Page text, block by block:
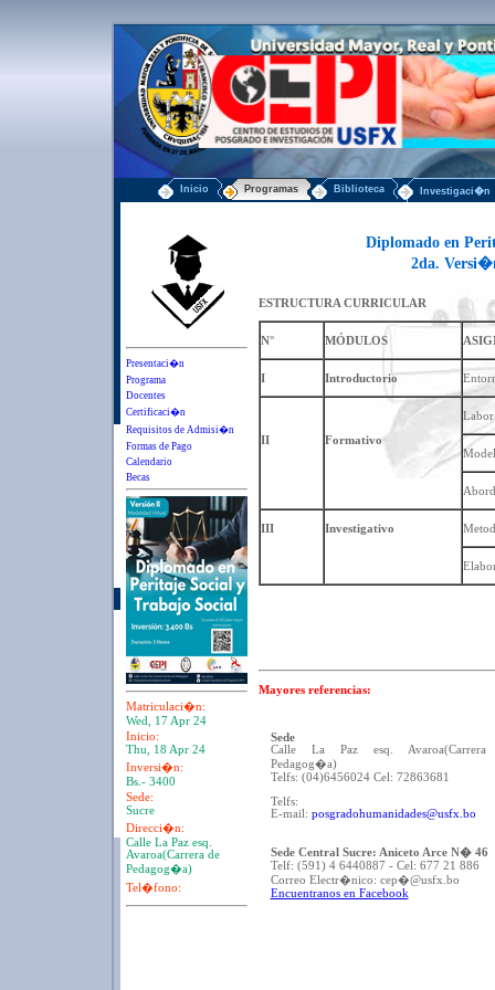
Inicio Programas Biblioteca Investigaci�n
Presentaci�n
Programa
Docentes
Certificaci�n
Requisitos de Admisi�n
Formas de Pago
Calendario
Becas
Matriculaci�n:
Wed, 17 Apr 24
Inicio:
Thu, 18 Apr 24
Inversi�n:
Bs.- 3400
Sede:
Sucre
Direcci�n:
Calle La Paz esq.
Avaroa(Carrera de
Pedagog�a)
Tel�fono:
Diplomado en
2da.
ESTRUCTURA CURRICULAR
N° MÓDULOS
I Introductorio
II Formativo
Labor
III Investigativo
Mayores referencias:
Sede
Calle La Paz esq.
Pedagog�a)
Telfs: (04)6456024 Cel: 72863681
Telfs:
E-mail: posgradohumanidades@usfx.bo
Sede Central Sucre: Aniceto Arce N� 46
Telf: (591) 4 6440887 - Cel: 677 21 886
Correo Electr�nico: cep�@usfx.bo
Encuentranos en Facebook